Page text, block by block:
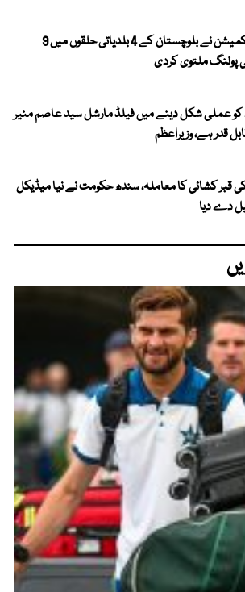
الیکشن کمیشن نے بلوچستان کے 4 بلدیاتی حلقوں میں 9
ملتوی کردی
عملی شکل دینے میں فیلڈ مارشل سید عاصم منیر
قدر ہے، وزیراعظم
قبر کشائی کا معاملہ، سندھ حکومت نے نیا میڈیکل
دے دیا